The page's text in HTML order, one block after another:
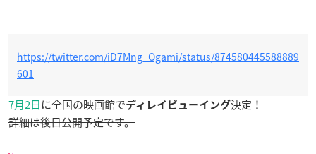
https://twitter.com/iD7Mng_Ogami/status/874580445588889
601
7月2日に全国の映画館でディレイビューイング決定！
詳細は後日公開予定です。